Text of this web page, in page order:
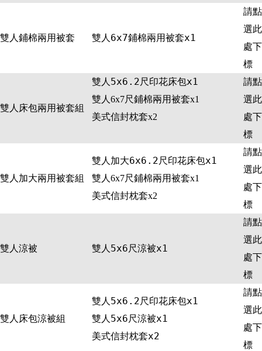
雙人鋪棉兩用被套 雙人6x7鋪棉兩用被套x1
請點
選此
處下
標
雙人床包兩用被套組
雙人5x6.2尺印花床包x1
雙人6x7尺鋪棉兩用被套x1
美式信封枕套x2
請點
選此
處下
標
雙人加大兩用被套組
雙人加大6x6.2尺印花床包x1
雙人6x7尺鋪棉兩用被套x1
美式信封枕套x2
請點
選此
處下
標
雙人涼被 雙人5x6尺涼被x1
請點
選此
處下
標
雙人床包涼被組
雙人5x6.2尺印花床包x1
雙人5x6尺涼被x1
美式信封枕套x2
請點
選此
處下
標